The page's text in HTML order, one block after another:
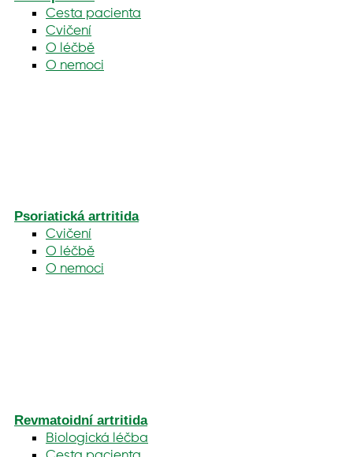
Cesta pacienta
Cvičení
O léčbě
O nemoci
Psoriatická artritida
Cvičení
O léčbě
O nemoci
Revmatoidní artritida
Biologická léčba